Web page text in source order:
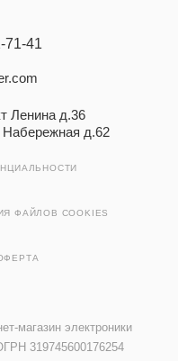
71-41
Ленина д.36
Набережная д.62
ФАЙЛОВ COOKIES
магазин электроники
319745600176254